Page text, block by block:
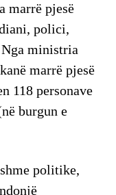
marrë pjesë
polici,
ministria
marrë pjesë
118 personave
burgun e
politike,